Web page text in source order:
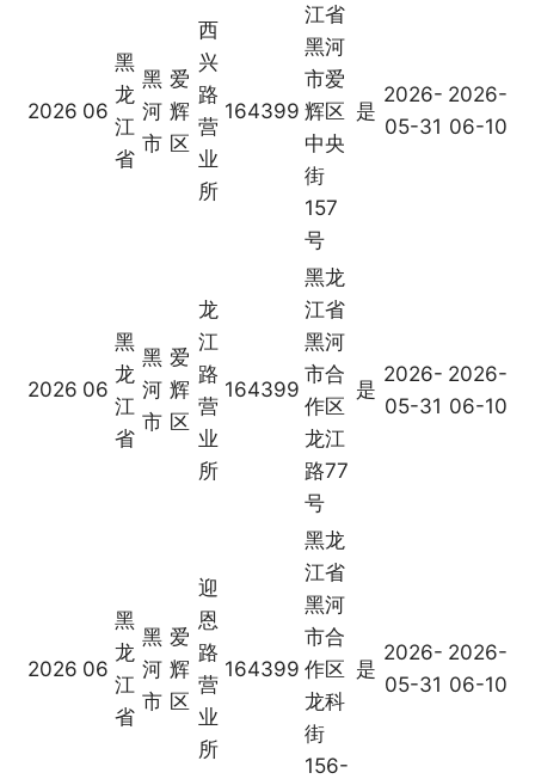
2026 06
黑
龙
江
省
黑
河
市
爱
辉
区
西
兴
路
营
业
所
164399
江省
黑河
市爱
辉区
中央
街
157
号
是
2026-
05-31
2026-
06-10
2026 06
黑
龙
江
省
黑
河
市
爱
辉
区
龙
江
路
营
业
所
164399
黑龙
江省
黑河
市合
作区
龙江
路77
号
是
2026-
05-31
2026-
06-10
2026 06
黑
龙
江
省
黑
河
市
爱
辉
区
迎
恩
路
营
业
所
164399
黑龙
江省
黑河
市合
作区
龙科
街
156-
是
2026-
05-31
2026-
06-10